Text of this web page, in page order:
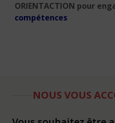
ORIENTACTION pour
compétences
NOUS VOUS